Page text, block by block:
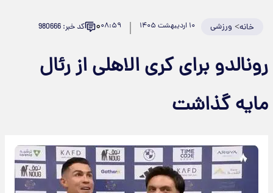
خانه> ورزشی ۱۰ اردیبهشت ۱۴۰۵ ۰۸:۵۹۰ کد خبر: 980666
رونالدو برای کری الاهلی از رئال
مایه گذاشت